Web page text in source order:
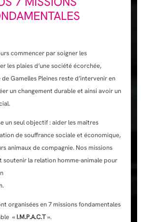
commencer par soigner les
les plaies d’une société écorchée,
Gamelles Pleines reste d’intervenir en
un changement durable et ainsi avoir un
un seul objectif : aider les maîtres
de souffrance sociale et économique,
animaux de compagnie. Nos missions
la relation homme-animale pour
organisées en 7 missions fondamentales
« I.M.P.A.C.T».